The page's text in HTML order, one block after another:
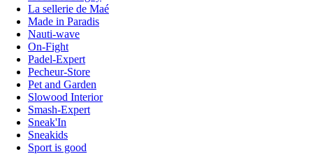
La sellerie de Maé
Made in Paradis
Nauti-wave
On-Fight
Padel-Expert
Pecheur-Store
Pet and Garden
Slowood Interior
Smash-Expert
Sneak'In
Sneakids
Sport is good